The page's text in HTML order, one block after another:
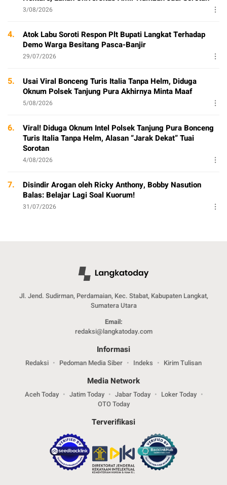
3/08/2026
4.
Atok Labu Soroti Respon Plt Bupati Langkat Terhadap
Demo Warga Besitang Pasca-Banjir
29/07/2026
5.
Usai Viral Bonceng Turis Italia Tanpa Helm, Diduga
Oknum Polsek Tanjung Pura Akhirnya Minta Maaf
5/08/2026
6.
Viral! Diduga Oknum Intel Polsek Tanjung Pura Bonceng
Turis Italia Tanpa Helm, Alasan “Jarak Dekat” Tuai
Sorotan
4/08/2026
7.
Disindir Arogan oleh Ricky Anthony, Bobby Nasution
Balas: Belajar Lagi Soal Kuorum!
31/07/2026
Jl. Jend. Sudirman, Perdamaian, Kec. Stabat, Kabupaten Langkat,
Sumatera Utara
Email:
redaksi@langkatoday.com
Informasi
Redaksi Pedoman Media Siber Indeks Kirim Tulisan
Media Network
Aceh Today Jatim Today Jabar Today
Loker Today
OTO Today
Terverifikasi